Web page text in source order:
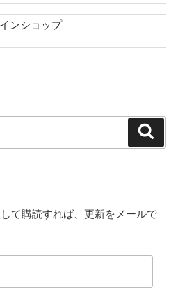
ンショップ
て購読すれば、更新をメールで